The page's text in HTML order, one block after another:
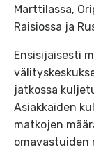
Marttilassa,
Raisiossa ja
Ensisijaisesti
jatkossa
Asiakkaiden
matkojen
omavastuiden